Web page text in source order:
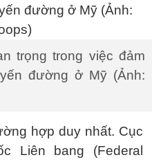
trọng trong việc đảm
đường ở Mỹ (Ảnh:
hợp duy nhất. Cục
Liên bang (Federal